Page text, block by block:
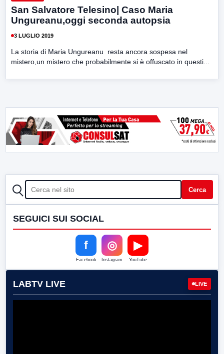
San Salvatore Telesino| Caso Maria
Ungureanu,oggi seconda autopsia
3 LUGLIO 2019
La storia di Maria Ungureanu resta ancora sospesa nel
mistero,un mistero che probabilmente si è offuscato in questi...
CERCA Cerca
SEGUICI SUI SOCIAL
f
Facebook
◎
Instagram
▶
YouTube
LABTV LIVE LIVE